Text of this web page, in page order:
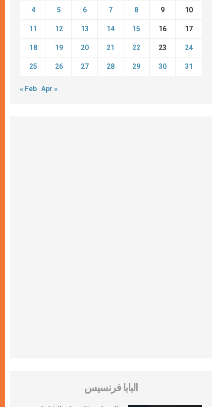
4 5 6 7 8 9 10
11 12 13 14 15 16 17
18 19 20 21 22 23 24
25 26 27 28 29 30 31
« Feb Apr »
البابا فرنسيس